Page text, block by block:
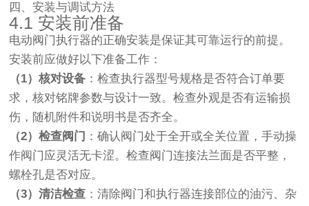
四、安装与调试方法
4.1 安装前准备
电动阀门执行器的正确安装是保证其可靠运行的前提。
安装前应做好以下准备工作：
（1）核对设备 ：检查执行器型号规格是否符合订单要
求，核对铭牌参数与设计一致。检查外观是否有运输损
伤，随机附件和说明书是否齐全。
（2）检查阀门 ：确认阀门处于全开或全关位置，手动操
作阀门应灵活无卡涩。检查阀门连接法兰面是否平整，
螺栓孔是否对应。
（3）清洁检查 ：清除阀门和执行器连接部位的油污、杂